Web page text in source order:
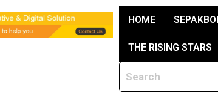
HOME
THE RISING STARS